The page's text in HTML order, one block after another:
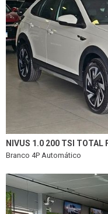
NIVUS 1.0 200 TSI TOTAL
Branco 4P Automático